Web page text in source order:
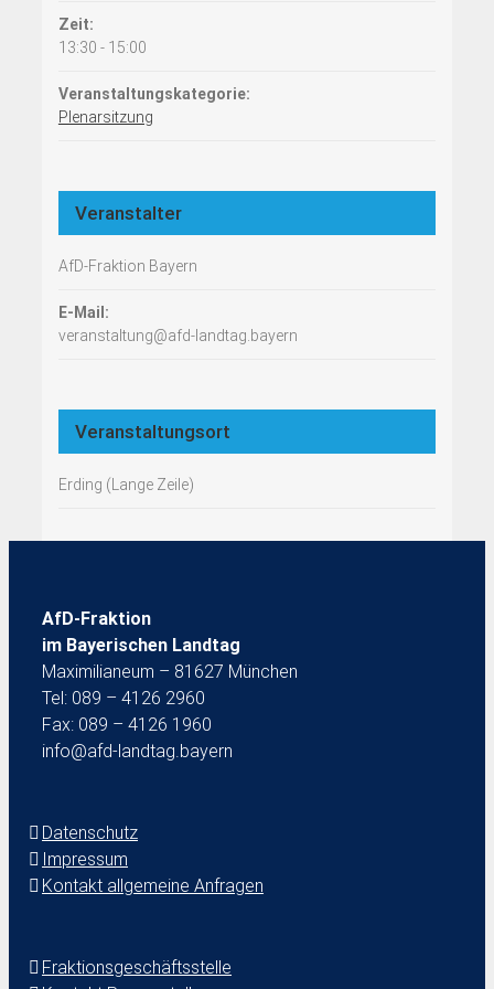
Zeit:
13:30 - 15:00
Veranstaltungskategorie:
Plenarsitzung
Veranstalter
AfD-Fraktion Bayern
E-Mail:
veranstaltung@afd-landtag.bayern
Veranstaltungsort
Erding (Lange Zeile)
AfD-Fraktion
im Bayerischen Landtag
Maximilianeum – 81627 München
Tel: 089 – 4126 2960
Fax: 089 – 4126 1960
info@afd-landtag.bayern
Datenschutz
Impressum
Kontakt allgemeine Anfragen
Fraktionsgeschäftsstelle